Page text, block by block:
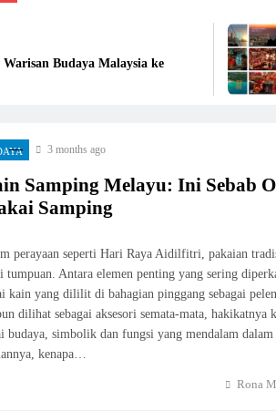
Budaya Malaysia ke
3 months ago
Samping Melayu: Ini Sebab
Samping
perayaan seperti Hari Raya Aidilfitri, pakaian
tumpuan. Antara elemen penting yang sering
kain yang dililit di bahagian pinggang sebagai
dilihat sebagai aksesori semata-mata, hakikatnya
budaya, simbolik dan fungsi yang mendalam dalam
kenapa…
Rona